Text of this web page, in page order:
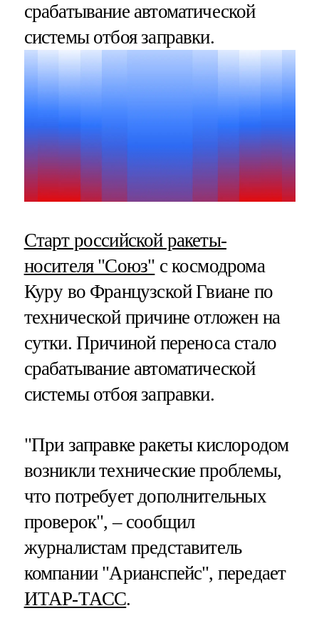
срабатывание автоматической
системы отбоя заправки.
Старт российской ракеты-
носителя "Союз" с космодрома
Куру во Французской Гвиане по
технической причине отложен на
сутки. Причиной переноса стало
срабатывание автоматической
системы отбоя заправки.
"При заправке ракеты кислородом
возникли технические проблемы,
что потребует дополнительных
проверок", – сообщил
журналистам представитель
компании "Арианспейс", передает
ИТАР-ТАСС.